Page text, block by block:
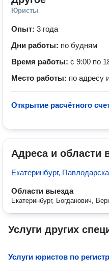
Юристы
Опыт: 3 года
Дни работы: по будням
Время работы: с 9:00 по
Место работы: по адресу
Открытие расчётного
Адреса и области
Екатеринбург,
Области выезда
Екатеринбург, Богданович,
Услуги других
Услуги юристов по